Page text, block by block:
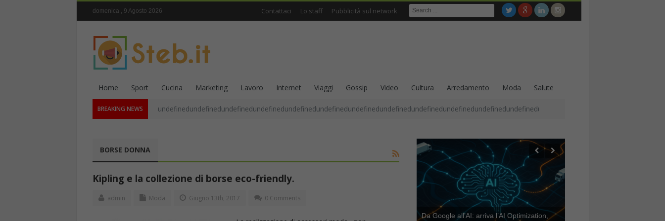
domenica , 9 Agosto 2026 Contattaci Lo staff Pubblicità sul network
Home Sport Cucina Marketing Lavoro Internet Viaggi Gossip Video Cultura Arredamento Moda Salute
BREAKING NEWS
BORSE DONNA
Kipling e la collezione di borse eco-friendly.
admin Moda Giugno 13th, 2017 0 Comments
Da Google all’AI: arriva l’AI Optimization,